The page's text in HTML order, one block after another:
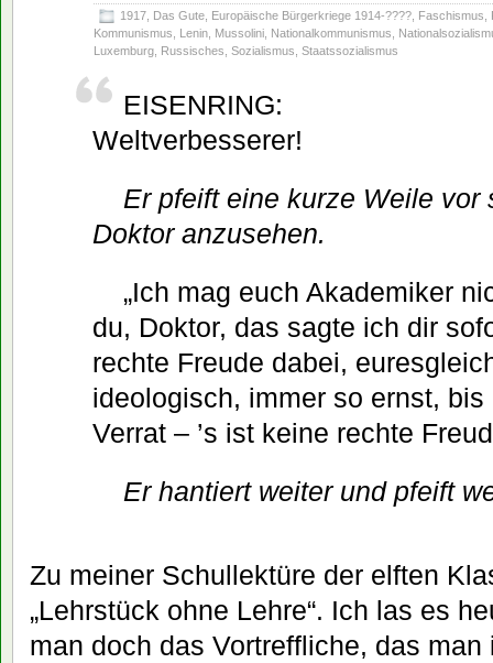
1917 Das Gute Europäische Bürgerkriege 1914-???? Faschismus
Kommunismus
Lenin Mussolini Nationalkommunismus
Luxemburg Russisches Sozialismus Staatssozialismus
EISENRING:
Weltverbesserer!
Er pfeift eine kurze Weile vor
Doktor anzusehen.
„Ich mag euch Akademiker
du, Doktor, das sagte ich dir
rechte Freude dabei,
ideologisch, immer so ernst,
Verrat – ’s ist keine rechte
Er hantiert weiter und pfeift
Zu meiner Schullektüre der elften
„Lehrstück ohne Lehre“. Ich las es
man doch das Vortreffliche, das man